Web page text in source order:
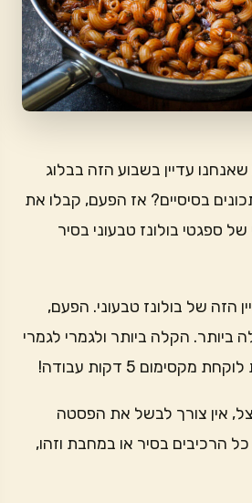
שאנחנו עדיין בשבוע הזה בבלוג
בסיסיים? אז הפעם, קבלו את
ספגטי בולונז טבעוני בסיר
הזה של בולונז טבעוני. הפעם,
ביותר. הקלה ביותר ולגמרי לגמרי
5 דקות עבודה!
אין צורך לבשל את הפסטה
הרכיבים בסיר או במחבת וזהו,